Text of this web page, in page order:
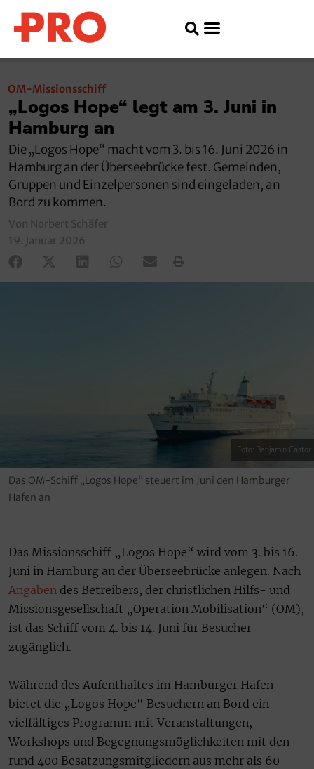
OM-Missionsschiff
„Logos Hope“ legt am 3. Juni in
Hamburg an
Die „Logos Hope“ macht vom 3. bis 16. Juni 2026 in
Hamburg an der Überseebrücke fest. Gemeinden,
Gruppen und Einzelpersonen sind eingeladen, an
Bord zu kommen.
Von Norbert Schäfer
19. Januar 2026
Foto: Benjamin Castor
Das OM-Schiff „Logos Hope“ steuert im Juni den Hamburger
Hafen an
Das Missionsschiff „Logos Hope“ wird vom 3. bis 16.
Juni in Hamburg an der Überseebrücke anlegen. Nach
Angaben des Betreibers, der christlichen Hilfs- und
Missionsgesellschaft „Operation Mobilisation“ (OM),
ist das Schiff vom 4. bis 14. Juni für Besucher
zugänglich.
Während des Aufenthaltes im Hamburger Hafen
bietet die „Logos Hope“ Besuchern an Bord ein
vielfältiges Programm mit Veranstaltungen,
Workshops und Begegnungsmöglichkeiten mit den
rund 400 Besatzungsmitgliedern aus mehr als 60